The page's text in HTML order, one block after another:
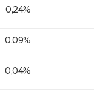
0,24%
0,09%
0,04%